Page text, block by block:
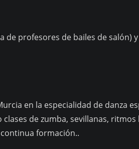
profesores de bailes de salón) y
en la especialidad de danza
de zumba, sevillanas,
formación..